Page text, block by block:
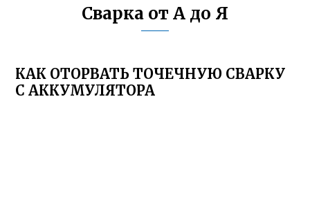
Сварка от А до Я
КАК ОТОРВАТЬ ТОЧЕЧНУЮ СВАРКУ
С АККУМУЛЯТОРА